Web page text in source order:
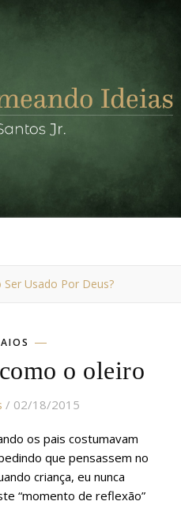
Usado Por Deus?
o oleiro
/ 02/18/2015
os pais costumavam
que pensassem no
criança, eu nunca
“momento de reflexão”